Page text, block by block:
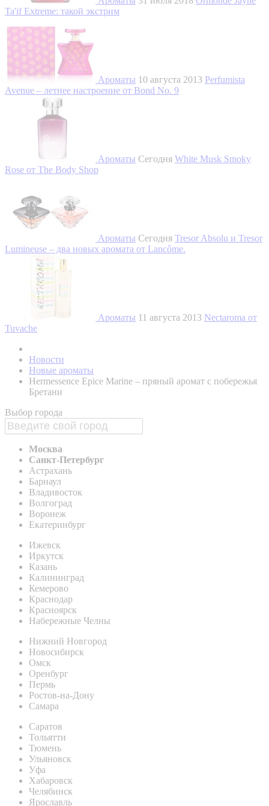
Ta'if Extreme: такой экстрим
Ароматы 10 августа 2013 Perfumista
Avenue – летнее настроение от Bond No. 9
Ароматы Сегодня White Musk Smoky
Rose от The Body Shop
Ароматы Сегодня Tresor Absolu и Tresor
Lumineuse – два новых аромата от Lancôme.
Ароматы 11 августа 2013 Nectaroma от
Tuvache
Новости
Новые ароматы
Hermessence Epice Marine – пряный аромат с побережья
Бретани
Выбор города
Москва
Санкт-Петербург
Астрахань
Барнаул
Владивосток
Волгоград
Воронеж
Екатеринбург
Ижевск
Иркутск
Казань
Калининград
Кемерово
Краснодар
Красноярск
Набережные Челны
Нижний Новгород
Новосибирск
Омск
Оренбург
Пермь
Ростов-на-Дону
Самара
Саратов
Тольятти
Тюмень
Ульяновск
Уфа
Хабаровск
Челябинск
Ярославль